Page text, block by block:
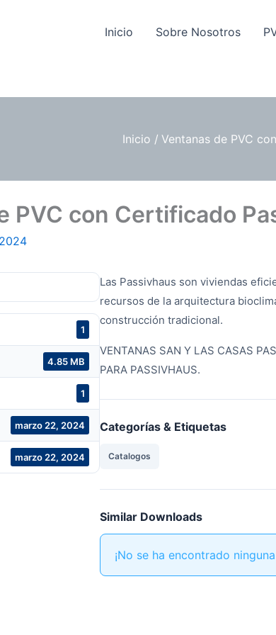
Inicio Sobre Nosotros
Inicio Ventanas de PVC
PVC con Certificado
1
4.85 MB
1
marzo 22, 2024
marzo 22, 2024
Las Passivhaus son viviendas
recursos de la arquitectura
construcción tradicional.
VENTANAS SAN Y LAS CASAS
PARA PASSIVHAUS.
Categorías & Etiquetas
Catalogos
Similar Downloads
¡No se ha encontrado